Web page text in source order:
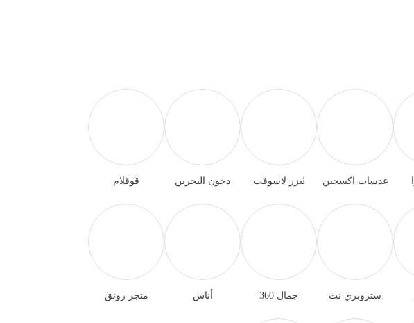
عدسات اكسجين ليزر لاسوفت دخون البحرين قوقلام
ستروبري نت جمال 360 أناس متجر رونق